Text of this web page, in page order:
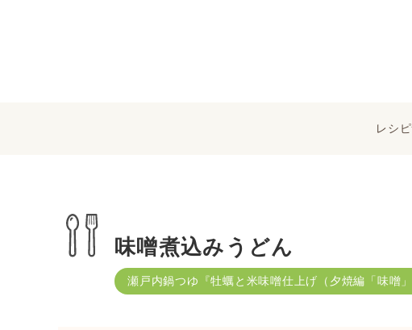
レシ
味噌煮込みうどん
瀬戸内鍋つゆ『牡蠣と米味噌仕上げ（夕焼編「味噌」